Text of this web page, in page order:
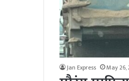
Jan Express May 26,